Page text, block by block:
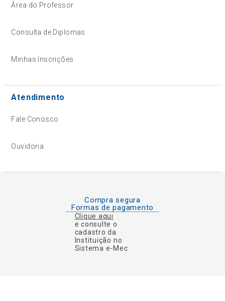
Área do Professor
Consulta de Diplomas
Minhas Inscrições
Atendimento
Fale Conosco
Ouvidoria
Compra segura
Formas de pagamento
Clique aqui
e consulte o
cadastro da
Instituição no
Sistema e-Mec